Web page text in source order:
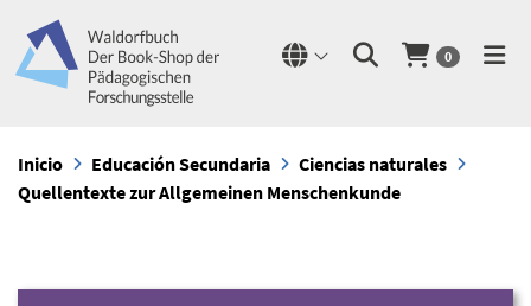
0
Inicio Educación Secundaria
Ciencias naturales
Quellentexte zur Allgemeinen Menschenkunde